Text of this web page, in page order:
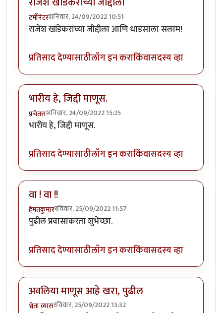
टर्मीनेटरशनिवार, 24/09/2022 10:51
राजेश खांडेकरांच्या जीद्दीला आणि धाडसाला सलाम!
प्रतिसाद देण्यासाठीलॉग इन कराकिंवासदस्य व्हा
भारीय हे, जिद्दी माणूस.
प्रचेतसशनिवार, 24/09/2022 15:25
भारीय हे, जिद्दी माणूस.
प्रतिसाद देण्यासाठीलॉग इन कराकिंवासदस्य व्हा
वा ! वा !!
हेमंतकुमाररविवार, 25/09/2022 11:57
पुढील प्रवासाकरता शुभेच्छा.
प्रतिसाद देण्यासाठीलॉग इन कराकिंवासदस्य व्हा
अवलिया माणूस आहे खरा, पुढील
श्वेता व्यासरविवार, 25/09/2022 13:32